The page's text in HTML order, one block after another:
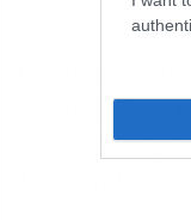
το λένε
οι BOC. Οι
στην Αθήνα
στην